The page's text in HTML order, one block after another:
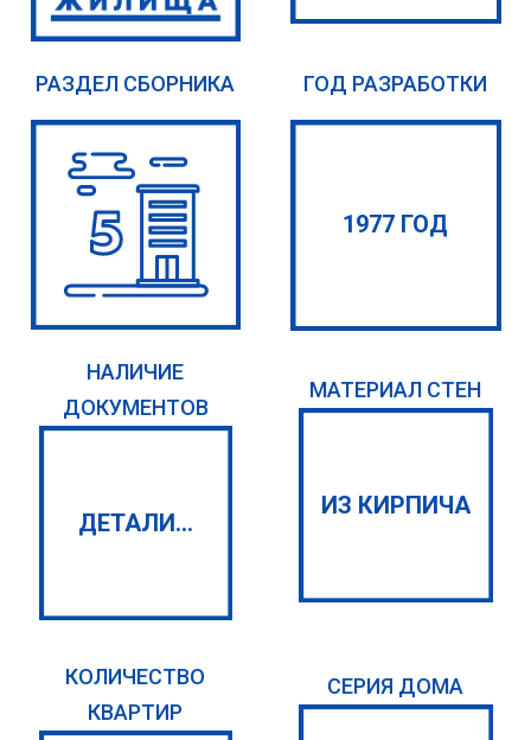
РАЗДЕЛ СБОРНИКА ГОД РАЗРАБОТКИ
1977 ГОД
НАЛИЧИЕ
ДОКУМЕНТОВ
ДЕТАЛИ...
МАТЕРИАЛ СТЕН
ИЗ КИРПИЧА
КОЛИЧЕСТВО
КВАРТИР
СЕРИЯ ДОМА